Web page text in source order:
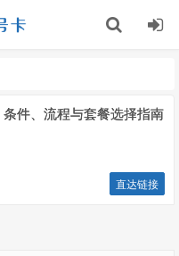
件、流程与套餐选择指南
直达链接